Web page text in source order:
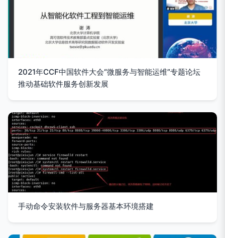
2021年CCF中国软件大会“微服务与智能运维”专题论坛
推动基础软件服务创新发展
手动命令安装软件与服务器基本环境搭建